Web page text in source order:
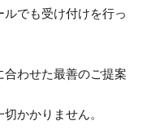
でも受け付けを行っ
わせた最善のご提案
かかりません。